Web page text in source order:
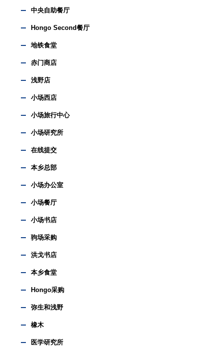
中央自助餐厅
Hongo Second餐厅
地铁食堂
赤门商店
浅野店
小场西店
小场旅行中心
小场研究所
在线提交
本乡总部
小场办公室
小场餐厅
小场书店
驹场采购
洪戈书店
本乡食堂
Hongo采购
弥生和浅野
橡木
医学研究所